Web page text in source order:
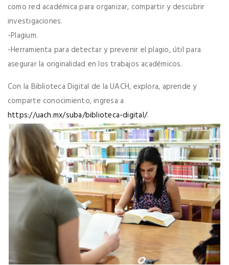
como red académica para organizar, compartir y descubrir
investigaciones.
-Plagium.
-Herramienta para detectar y prevenir el plagio, útil para
asegurar la originalidad en los trabajos académicos.
Con la Biblioteca Digital de la UACH, explora, aprende y
comparte conocimiento, ingresa a
https://uach.mx/suba/biblioteca-digital/.